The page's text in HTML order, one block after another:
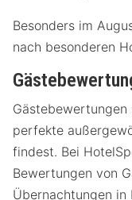
Besonders im
nach besonderen
perfekte
findest. Bei
Bewertungen von
Übernachtungen